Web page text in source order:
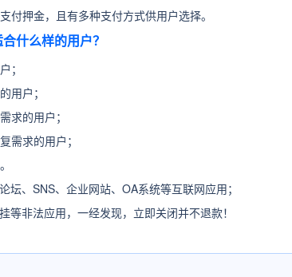
付押金，且有多种支付方式供用户选择。
什么样的用户？
；
用户；
求的用户；
需求的用户；
坛、SNS、企业网站、OA系统等互联网应用；
等非法应用，一经发现，立即关闭并不退款！